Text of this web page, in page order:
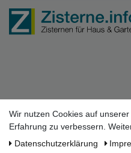
Wir nutzen Cookies auf
Erfahrung zu verbessern.
Daten­schutz­erklärung